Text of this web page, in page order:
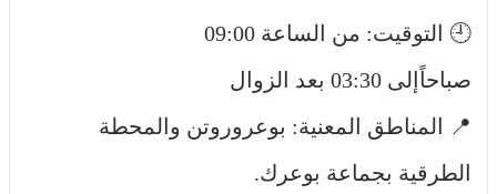
🕘 التوقيت: من الساعة 09:00
صباحاًإلى 03:30 بعد الزوال
📍 المناطق المعنية: بوعروروتن والمحطة
الطرقية بجماعة بوعرك.